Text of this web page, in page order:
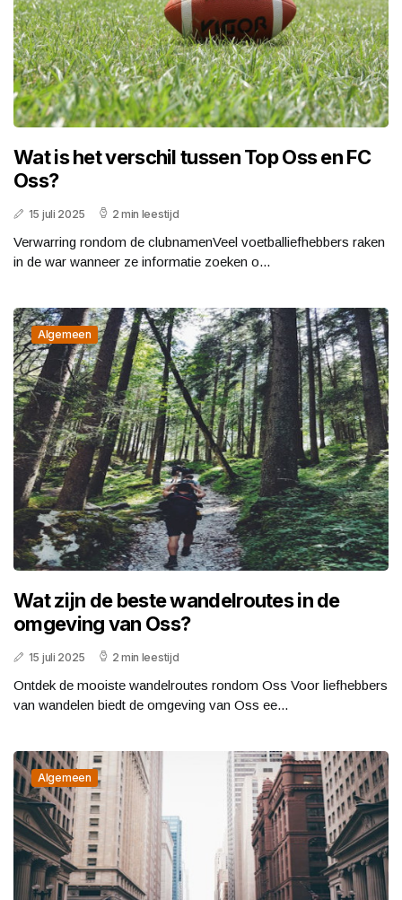
Wat is het verschil tussen Top Oss en FC
Oss?
15 juli 2025 2 min leestijd
Verwarring rondom de clubnamenVeel voetballiefhebbers raken
in de war wanneer ze informatie zoeken o...
Algemeen
Wat zijn de beste wandelroutes in de
omgeving van Oss?
15 juli 2025 2 min leestijd
Ontdek de mooiste wandelroutes rondom Oss Voor liefhebbers
van wandelen biedt de omgeving van Oss ee...
Algemeen